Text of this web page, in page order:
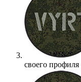
своего профиля